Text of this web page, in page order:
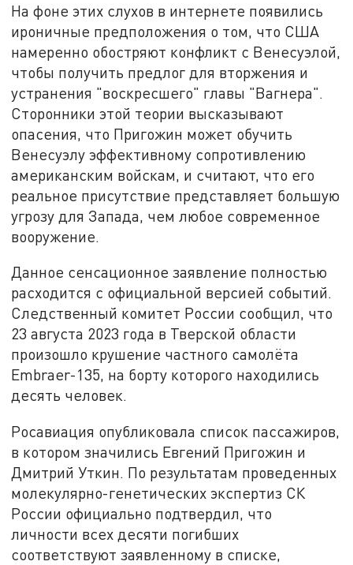
На фоне этих слухов в интернете появились
ироничные предположения о том, что США
намеренно обостряют конфликт с Венесуэлой,
чтобы получить предлог для вторжения и
устранения "воскресшего" главы "Вагнера".
Сторонники этой теории высказывают
опасения, что Пригожин может обучить
Венесуэлу эффективному сопротивлению
американским войскам, и считают, что его
реальное присутствие представляет большую
угрозу для Запада, чем любое современное
вооружение.
Данное сенсационное заявление полностью
расходится с официальной версией событий.
Следственный комитет России сообщил, что
23 августа 2023 года в Тверской области
произошло крушение частного самолёта
Embraer-135, на борту которого находились
десять человек.
Росавиация опубликовала список пассажиров,
в котором значились Евгений Пригожин и
Дмитрий Уткин. По результатам проведенных
молекулярно-генетических экспертиз СК
России официально подтвердил, что
личности всех десяти погибших
соответствуют заявленному в списке,